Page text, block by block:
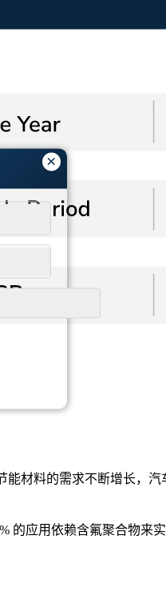
×
材料的需求不断增长，
的应用依赖含氟聚合物来